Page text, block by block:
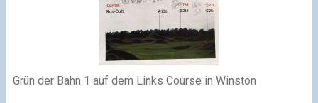
Grün der Bahn 1 auf dem Links Course in Winston